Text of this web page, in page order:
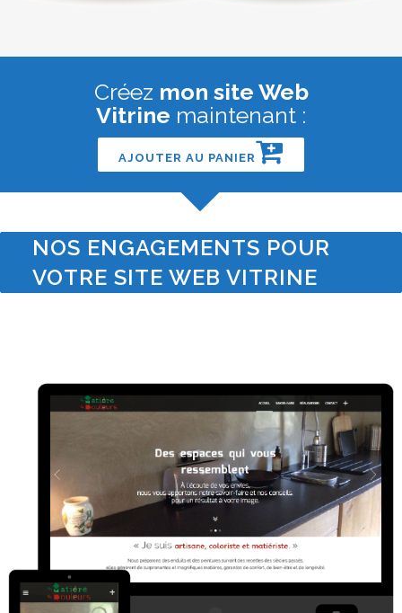
Créez mon site Web
Vitrine maintenant :
AJOUTER AU PANIER
NOS ENGAGEMENTS POUR
VOTRE SITE WEB VITRINE